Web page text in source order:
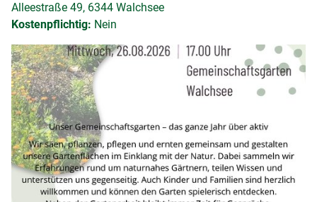
Alleestraße 49, 6344 Walchsee
Kostenpflichtig: Nein